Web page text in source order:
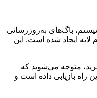
باگ‌های به‌روزرسانی
ایجاد شده است. این
متوجه می‌شوید که
راه بازیابی داده است و